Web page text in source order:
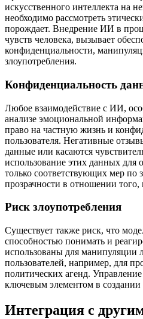
искусственного интеллекта на
необходимо рассмотреть
порождает. Внедрение ИИ в
чувств человека, вызывает
конфиденциальности,
злоупотребления.
Конфиденциальность
Любое взаимодействие с ИИ,
анализе эмоциональной
право на частную жизнь и
пользователя. Негативные
данные или касаются
использование этих данных для
только соответствующих мер по
прозрачности в отношении того,
Риск злоупотребления
Существует также риск, что
способностью понимать и
использованы для манипуляции
пользователей, например, для
политических агенд.
ключевым элементом в
Интеграция с